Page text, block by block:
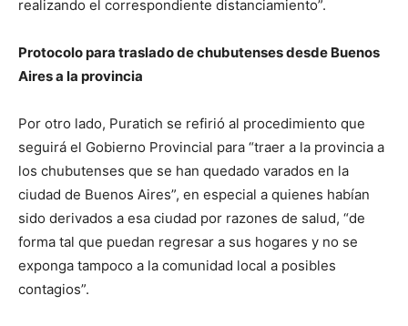
realizando el correspondiente distanciamiento”.
Protocolo para traslado de chubutenses desde Buenos
Aires a la provincia
Por otro lado, Puratich se refirió al procedimiento que
seguirá el Gobierno Provincial para “traer a la provincia a
los chubutenses que se han quedado varados en la
ciudad de Buenos Aires”, en especial a quienes habían
sido derivados a esa ciudad por razones de salud, “de
forma tal que puedan regresar a sus hogares y no se
exponga tampoco a la comunidad local a posibles
contagios”.